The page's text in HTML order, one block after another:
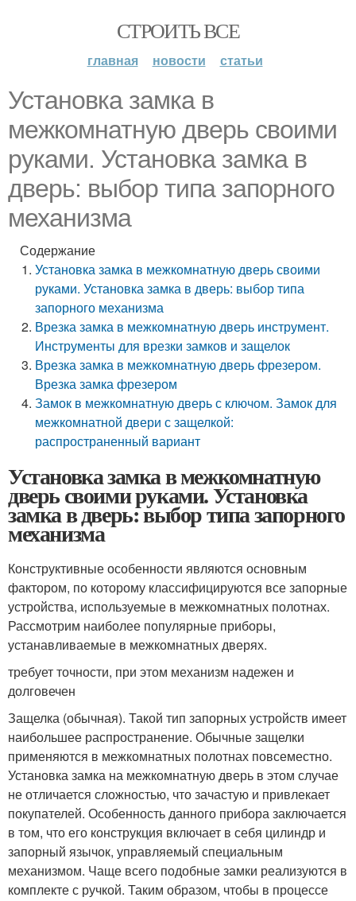
СТРОИТЬ ВСЕ
главная новости статьи
Установка замка в
межкомнатную дверь своими
руками. Установка замка в
дверь: выбор типа запорного
механизма
Содержание
Установка замка в межкомнатную дверь своими
руками. Установка замка в дверь: выбор типа
запорного механизма
Врезка замка в межкомнатную дверь инструмент.
Инструменты для врезки замков и защелок
Врезка замка в межкомнатную дверь фрезером.
Врезка замка фрезером
Замок в межкомнатную дверь с ключом. Замок для
межкомнатной двери с защелкой:
распространенный вариант
Установка замка в межкомнатную
дверь своими руками. Установка
замка в дверь: выбор типа запорного
механизма
Конструктивные особенности являются основным
фактором, по которому классифицируются все запорные
устройства, используемые в межкомнатных полотнах.
Рассмотрим наиболее популярные приборы,
устанавливаемые в межкомнатных дверях.
требует точности, при этом механизм надежен и
долговечен
Защелка (обычная). Такой тип запорных устройств имеет
наибольшее распространение. Обычные защелки
применяются в межкомнатных полотнах повсеместно.
Установка замка на межкомнатную дверь в этом случае
не отличается сложностью, что зачастую и привлекает
покупателей. Особенность данного прибора заключается
в том, что его конструкция включает в себя цилиндр и
запорный язычок, управляемый специальным
механизмом. Чаще всего подобные замки реализуются в
комплекте с ручкой. Таким образом, чтобы в процессе